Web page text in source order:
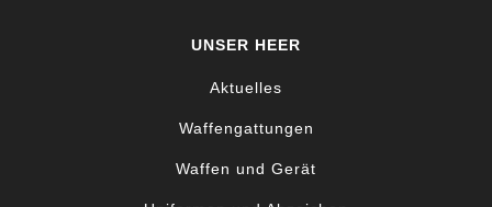
UNSER HEER
Aktuelles
Waffengattungen
Waffen und Gerät